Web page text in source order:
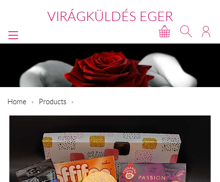
VIRÁGKÜLDÉS EGER
Home Products